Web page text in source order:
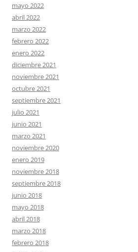
mayo 2022
abril 2022
marzo 2022
febrero 2022
enero 2022
diciembre 2021
noviembre 2021
octubre 2021
septiembre 2021
julio 2021
junio 2021
marzo 2021
noviembre 2020
enero 2019
noviembre 2018
septiembre 2018
junio 2018
mayo 2018
abril 2018
marzo 2018
febrero 2018